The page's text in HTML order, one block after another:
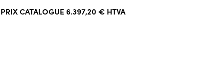
PRIX CATALOGUE 6.397,20 € HTVA